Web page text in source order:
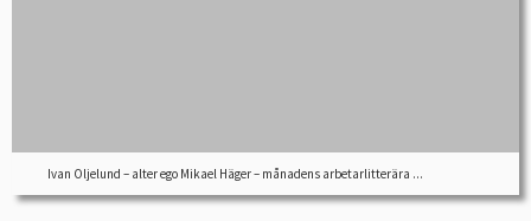
Ivan Oljelund – alter ego Mikael Häger – månadens arbetarlitterära ...